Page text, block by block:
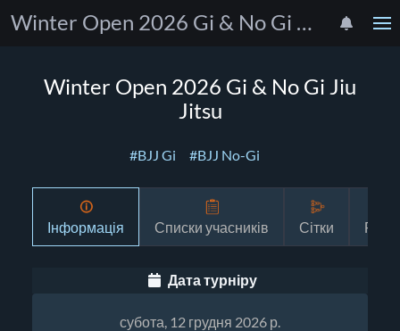
Winter Open 2026 Gi & No Gi Jiu Jitsu
Winter Open 2026 Gi & No Gi Jiu
Jitsu
#BJJ Gi #BJJ No-Gi
Інформація Списки учасників Сітки
Дата турніру
субота, 12 грудня 2026 р.